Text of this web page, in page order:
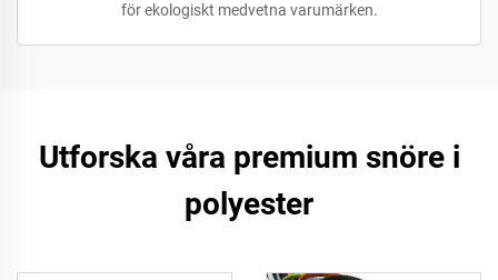
för ekologiskt medvetna varumärken.
Utforska våra premium snöre i
polyester